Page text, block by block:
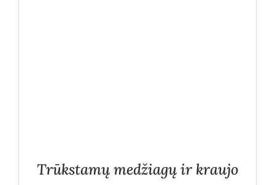
Trūkstamų medžiagų ir kraujo